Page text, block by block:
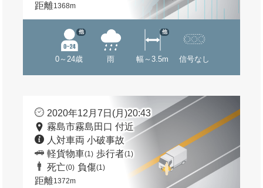
距離1368m
0～24歳
他
雨 幅～3.5m
他
信号なし
2020年12月7日(月)20:43
霧島市霧島田口 付近
人対車両 小破事故
軽貨物車(1) 歩行者(1)
死亡(0) 負傷(1)
距離1372m